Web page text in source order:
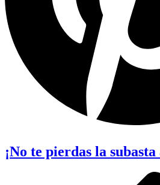
¡No te pierdas la